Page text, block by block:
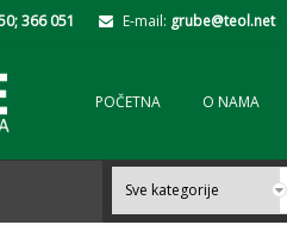
366 051 E-mail: grube@teol.net
POČETNA O NAMA